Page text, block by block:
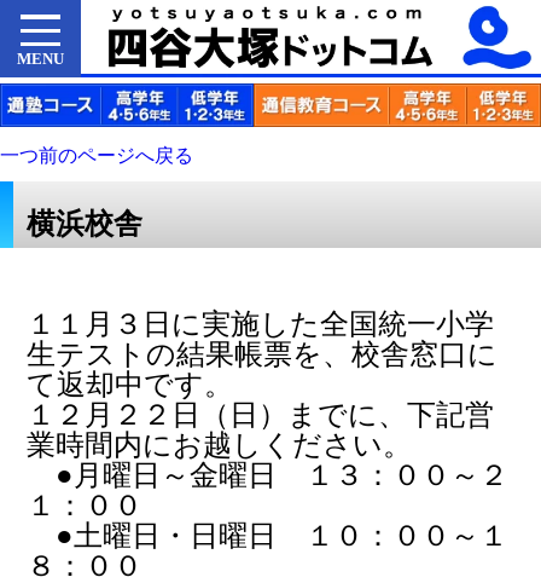
MENU
一つ前のページへ戻る
横浜校舎
１１月３日に実施した全国統一小学
生テストの結果帳票を、校舎窓口に
て返却中です。
１２月２２日（日）までに、下記営
業時間内にお越しください。
●月曜日～金曜日 １３：００～２
１：００
●土曜日・日曜日 １０：００～１
８：００